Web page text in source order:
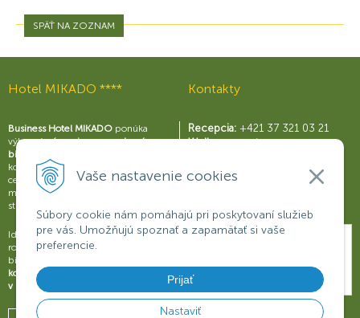
Vaše nastavenie cookies
Súbory cookie nám pomáhajú pri poskytovaní služieb
pre vás. Umožňujú spoznať a zapamätať si vaše
preferencie.
Prijať
Nastaviť
SPÄŤ NA ZOZNAM
Hotel MIKADO ****
Business Hotel MIKADO ponúka
výbornézázemie pre moderný
biznis
konferenčnými sálami a business
centrom, širokou škálou služieb a
možnosťami na relax a príjemné
strávenie voľného času.
Ideálne miesto na obchodné
rokovania, konferencie, semináre či
biznisové prezentácie.
komfort a oddych pre váš úspech
v biznise
Kontakty
Recepcia: +421 37 321 03 21
Wellness centrum:
Reštaurácia Rouge: